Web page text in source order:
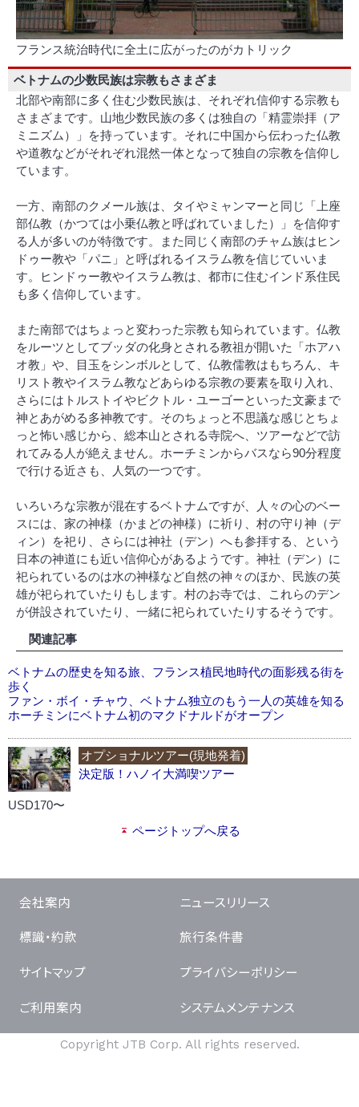
フランス統治時代に全土に広がったのがカトリック
ベトナムの少数民族は宗教もさまざま
北部や南部に多く住む少数民族は、それぞれ信仰する宗教も
さまざまです。山地少数民族の多くは独自の「精霊崇拝（ア
ミニズム）」を持っています。それに中国から伝わった仏教
や道教などがそれぞれ混然一体となって独自の宗教を信仰し
ています。
一方、南部のクメール族は、タイやミャンマーと同じ「上座
部仏教（かつては小乗仏教と呼ばれていました）」を信仰す
る人が多いのが特徴です。また同じく南部のチャム族はヒン
ドゥー教や「パニ」と呼ばれるイスラム教を信じていいま
す。ヒンドゥー教やイスラム教は、都市に住むインド系住民
も多く信仰しています。
また南部ではちょっと変わった宗教も知られています。仏教
をルーツとしてブッダの化身とされる教祖が開いた「ホアハ
オ教」や、目玉をシンボルとして、仏教儒教はもちろん、キ
リスト教やイスラム教などあらゆる宗教の要素を取り入れ、
さらにはトルストイやビクトル・ユーゴーといった文豪まで
神とあがめる多神教です。そのちょっと不思議な感じとちょ
っと怖い感じから、総本山とされる寺院へ、ツアーなどで訪
れてみる人が絶えません。ホーチミンからバスなら90分程度
で行ける近さも、人気の一つです。
いろいろな宗教が混在するベトナムですが、人々の心のベー
スには、家の神様（かまどの神様）に祈り、村の守り神（デ
ィン）を祀り、さらには神社（デン）へも参拝する、という
日本の神道にも近い信仰心があるようです。神社（デン）に
祀られているのは水の神様など自然の神々のほか、民族の英
雄が祀られていたりもします。村のお寺では、これらのデン
が併設されていたり、一緒に祀られていたりするそうです。
関連記事
ベトナムの歴史を知る旅、フランス植民地時代の面影残る街を
歩く
ファン・ボイ・チャウ、ベトナム独立のもう一人の英雄を知る
ホーチミンにベトナム初のマクドナルドがオープン
オプショナルツアー(現地発着)
決定版！ハノイ大満喫ツアー
USD170〜
ページトップへ戻る
会社案内 ニュースリリース
標識・約款 旅行条件書
サイトマップ プライバシーポリシー
ご利用案内 システムメンテナンス
Copyright JTB Corp. All rights reserved.